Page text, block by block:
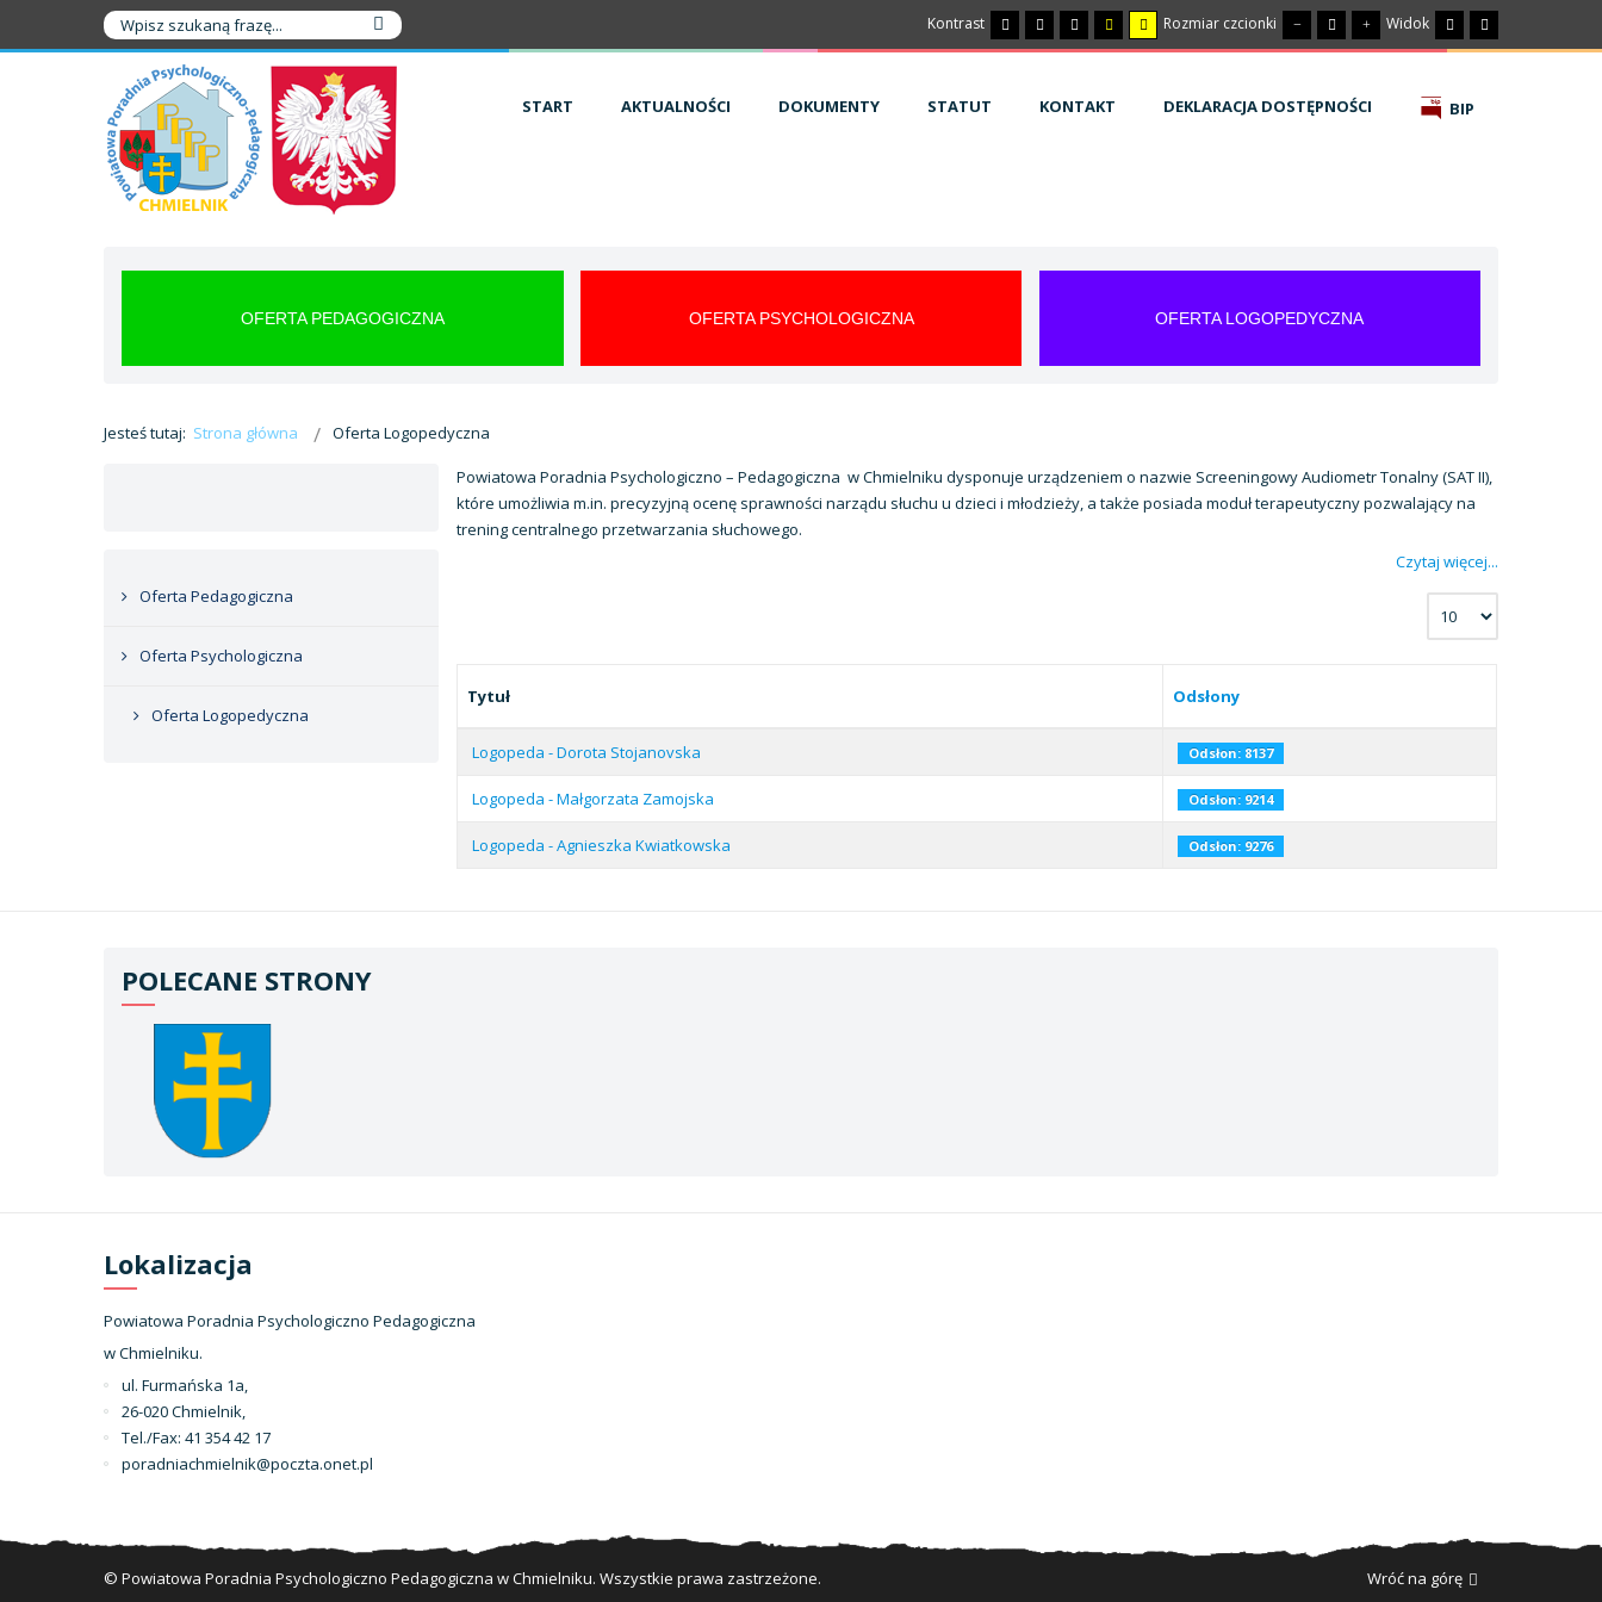
Kontrast Rozmiar czcionki Widok
START AKTUALNOŚCI DOKUMENTY STATUT KONTAKT DEKLARACJA DOSTĘPNOŚCI BIP
OFERTA PEDAGOGICZNA OFERTA PSYCHOLOGICZNA OFERTA LOGOPEDYCZNA
Jesteś tutaj: Strona główna Oferta Logopedyczna
Powiatowa Poradnia Psychologiczno – Pedagogiczna w Chmielniku dysponuje urządzeniem o nazwie Screeningowy Audiometr Tonalny (SAT II),
które umożliwia m.in. precyzyjną ocenę sprawności narządu słuchu u dzieci i młodzieży, a także posiada moduł terapeutyczny pozwalający na
trening centralnego przetwarzania słuchowego.
Czytaj więcej...
Tytuł Odsłony
Logopeda - Dorota Stojanovska Odsłon: 8137
Logopeda - Małgorzata Zamojska Odsłon: 9214
Logopeda - Agnieszka Kwiatkowska Odsłon: 9276
Oferta Pedagogiczna
Oferta Psychologiczna
Oferta Logopedyczna
POLECANE STRONY
Lokalizacja
Powiatowa Poradnia Psychologiczno Pedagogiczna
w Chmielniku.
ul. Furmańska 1a,
26-020 Chmielnik,
Tel./Fax: 41 354 42 17
poradniachmielnik@poczta.onet.pl
© Powiatowa Poradnia Psychologiczno Pedagogiczna w Chmielniku. Wszystkie prawa zastrzeżone. Wróć na górę